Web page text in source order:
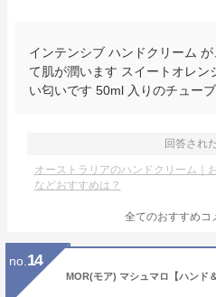
インテンシブ ハンドクリーム
て肌が潤います スイートオレン
い匂いです 50ml 入りのチュー
回答され
オーストラリアのハンドクリーム｜
などおすすめは？
全てのおすすめコ
no. 14